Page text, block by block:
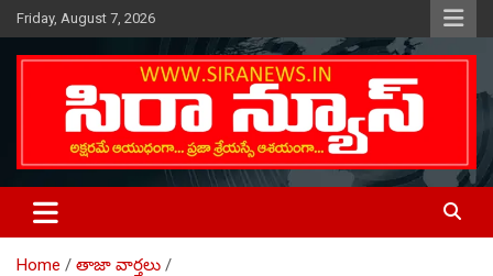
Skip
to
content
Friday, August 7, 2026
SIRA NEWS
Telugu Online News Daily
Home
తాజా వార్తలు